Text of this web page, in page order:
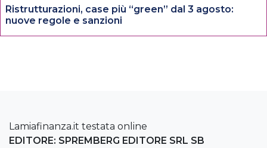
Ristrutturazioni, case più “green” dal 3 agosto:
nuove regole e sanzioni
Lamiafinanza.it testata online
EDITORE: SPREMBERG EDITORE SRL SB